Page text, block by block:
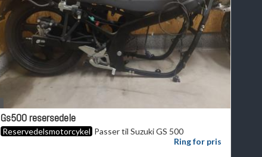
Gs500 resersedele
ReservedelsmotorcykelPasser til Suzuki GS 500
Ring for pris